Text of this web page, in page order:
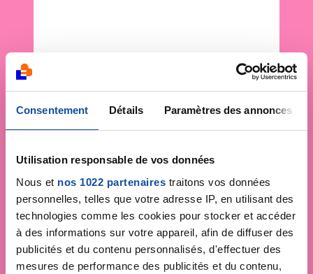
Consentement Détails Paramètres des annonces
Utilisation responsable de vos données
Nous et nos 1022 partenaires traitons vos données
personnelles, telles que votre adresse IP, en utilisant des
technologies comme les cookies pour stocker et accéder
à des informations sur votre appareil, afin de diffuser des
publicités et du contenu personnalisés, d'effectuer des
mesures de performance des publicités et du contenu,